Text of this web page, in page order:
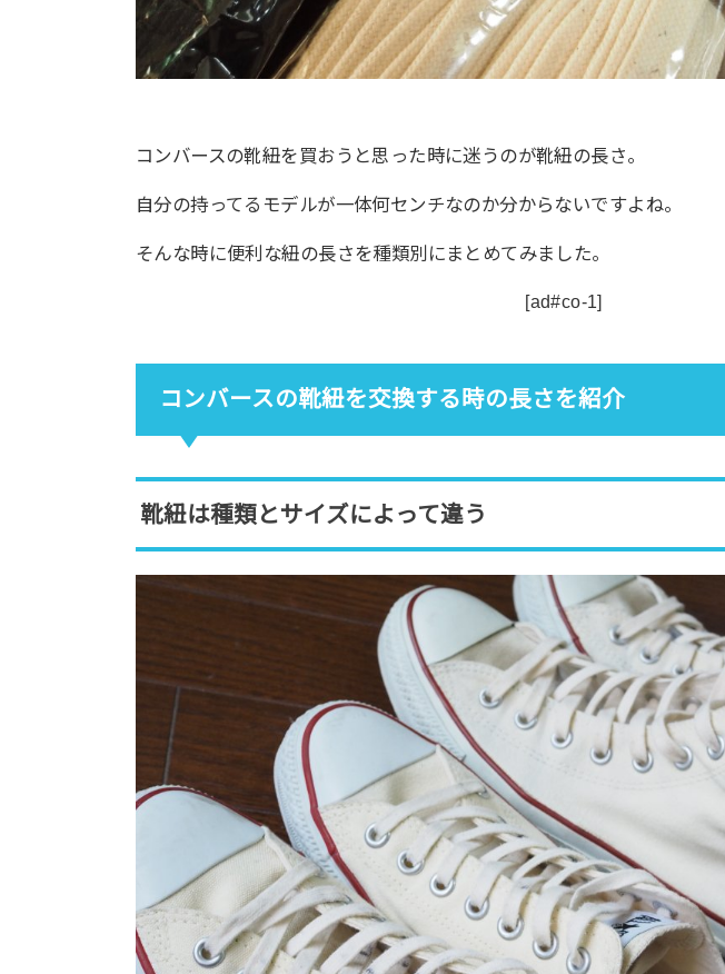
コンバースの靴紐を買おうと思った時に迷うのが靴紐の長さ。
自分の持ってるモデルが一体何センチなのか分からないですよね。
そんな時に便利な紐の長さを種類別にまとめてみました。
[ad#co-1]
コンバースの靴紐を交換する時の長さを紹介
靴紐は種類とサイズによって違う